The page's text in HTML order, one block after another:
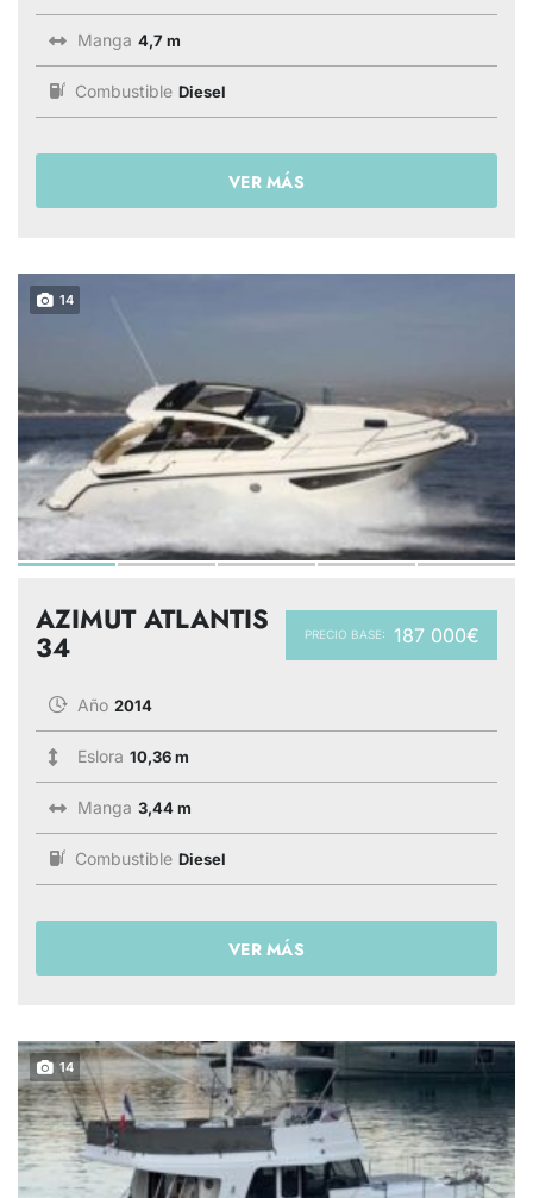
Manga 4,7 m
Combustible Diesel
VER MÁS
14
PRECIO BASE: 187 000€
AZIMUT ATLANTIS
34
Año 2014
Eslora 10,36 m
Manga 3,44 m
Combustible Diesel
VER MÁS
14